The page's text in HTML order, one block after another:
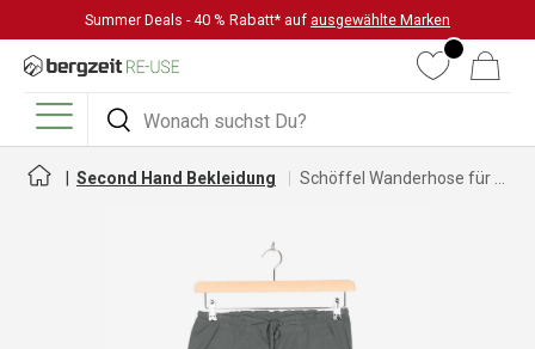
DIREKT ZUM INHALT
Summer Deals - 40 % Rabatt* auf ausgewählte Marken
Suchen
Suchen
WunschlisteWarenkorb
Menü
Second Hand Bekleidung